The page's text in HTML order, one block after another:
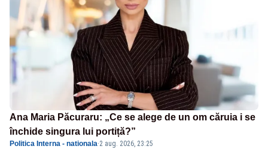
Ana Maria Păcuraru: „Ce se alege de un om căruia i se
închide singura lui portiță?”
Politica Interna - nationala·2 aug. 2026, 23:25